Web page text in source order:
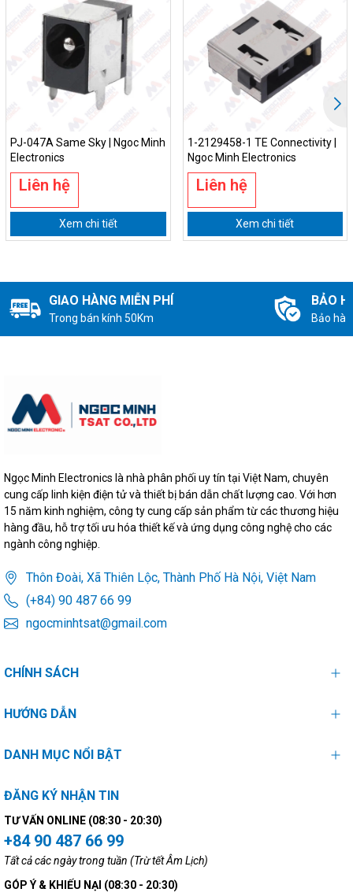
PJ-047A Same Sky | Ngoc Minh
Electronics
Liên hệ
Xem chi tiết
1-2129458-1 TE Connectivity |
Ngoc Minh Electronics
Liên hệ
Xem chi tiết
GIAO HÀNG MIỄN PHÍ
Trong bán kính 50Km
BẢO
Bảo
Ngọc Minh Electronics là nhà phân phối uy tín tại Việt Nam, chuyên
cung cấp linh kiện điện tử và thiết bị bán dẫn chất lượng cao. Với hơn
15 năm kinh nghiệm, công ty cung cấp sản phẩm từ các thương hiệu
hàng đầu, hỗ trợ tối ưu hóa thiết kế và ứng dụng công nghệ cho các
ngành công nghiệp.
Thôn Đoài, Xã Thiên Lộc, Thành Phố Hà Nội, Việt Nam
(+84) 90 487 66 99
ngocminhtsat@gmail.com
CHÍNH SÁCH
HƯỚNG DẪN
DANH MỤC NỔI BẬT
ĐĂNG KÝ NHẬN TIN
TƯ VẤN ONLINE (08:30 - 20:30)
+84 90 487 66 99
Tất cả các ngày trong tuần (Trừ tết Âm Lịch)
GÓP Ý & KHIẾU NẠI (08:30 - 20:30)